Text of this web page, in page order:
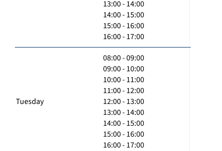
13:00 - 14:00
14:00 - 15:00
15:00 - 16:00
16:00 - 17:00
Tuesday
08:00 - 09:00
09:00 - 10:00
10:00 - 11:00
11:00 - 12:00
12:00 - 13:00
13:00 - 14:00
14:00 - 15:00
15:00 - 16:00
16:00 - 17:00